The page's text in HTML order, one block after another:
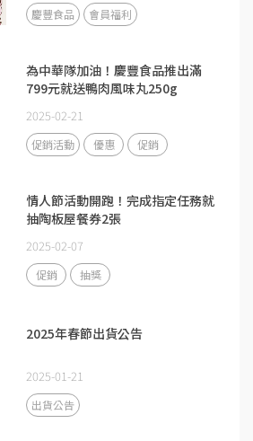
慶豐食品 會員福利
為中華隊加油！慶豐食品推出滿
799元就送鴨肉風味丸250g
2025-02-21
促銷活動 優惠 促銷
情人節活動開跑！完成指定任務就
抽陶板屋餐券2張
2025-02-07
促銷 抽獎
2025年春節出貨公告
2025-01-21
出貨公告